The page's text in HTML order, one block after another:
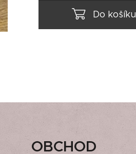
Do košíku
OBCHOD